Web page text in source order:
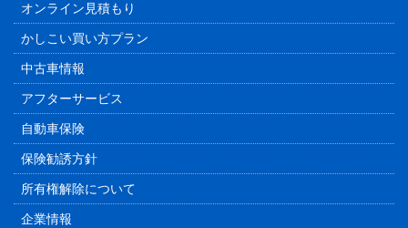
オンライン見積もり
かしこい買い方プラン
中古車情報
アフターサービス
自動車保険
保険勧誘方針
所有権解除について
企業情報